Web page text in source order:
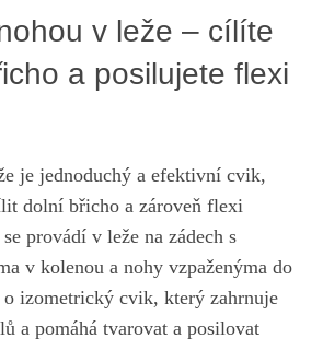
v leže – cílíte
a posilujete flexi
je jednoduchý ‍a efektivní cvik,‍
dolní‍ břicho a ⁤zároveň flexi
provádí v leže na zádech ⁤s
‍v kolenou a​ nohy vzpaženýma do
o izometrický cvik, který zahrnuje
a pomáhá tvarovat a posilovat